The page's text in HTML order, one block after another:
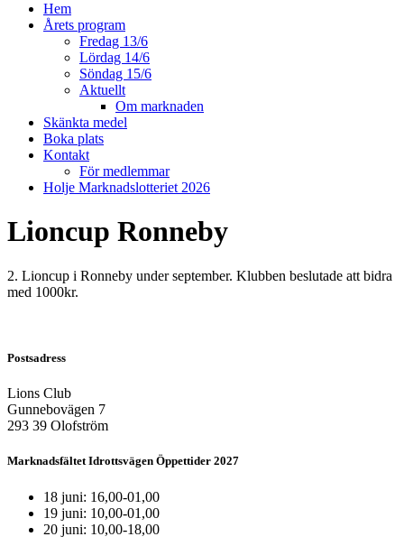
Hem
Årets program
Fredag 13/6
Lördag 14/6
Söndag 15/6
Aktuellt
Om marknaden
Skänkta medel
Boka plats
Kontakt
För medlemmar
Holje Marknadslotteriet 2026
Lioncup Ronneby
2. Lioncup i Ronneby under september. Klubben beslutade att bidra
med 1000kr.
Postsadress
Lions Club
Gunnebovägen 7
293 39 Olofström
Marknadsfältet Idrottsvägen Öppettider 2027
18 juni: 16,00-01,00
19 juni: 10,00-01,00
20 juni: 10,00-18,00